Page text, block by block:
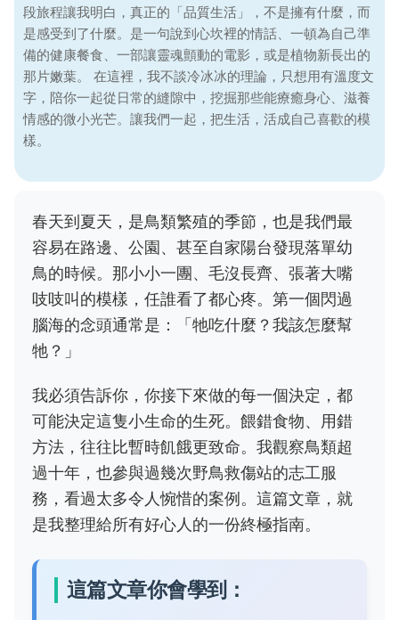
段旅程讓我明白，真正的「品質生活」，不是擁有什麼，而
是感受到了什麼。是一句說到心坎裡的情話、一頓為自己準
備的健康餐食、一部讓靈魂顫動的電影，或是植物新長出的
那片嫩葉。 在這裡，我不談冷冰冰的理論，只想用有溫度文
字，陪你一起從日常的縫隙中，挖掘那些能療癒身心、滋養
情感的微小光芒。讓我們一起，把生活，活成自己喜歡的模
樣。
春天到夏天，是鳥類繁殖的季節，也是我們最
容易在路邊、公園、甚至自家陽台發現落單幼
鳥的時候。那小小一團、毛沒長齊、張著大嘴
吱吱叫的模樣，任誰看了都心疼。第一個閃過
腦海的念頭通常是：「牠吃什麼？我該怎麼幫
牠？」
我必須告訴你，你接下來做的每一個決定，都
可能決定這隻小生命的生死。餵錯食物、用錯
方法，往往比暫時飢餓更致命。我觀察鳥類超
過十年，也參與過幾次野鳥救傷站的志工服
務，看過太多令人惋惜的案例。這篇文章，就
是我整理給所有好心人的一份終極指南。
這篇文章你會學到：